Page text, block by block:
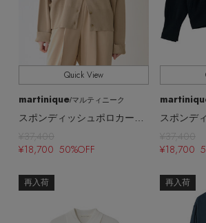
エディター厳選ギフト
Quick View
martinique/マルティニーク
スポンディッシュポロカーディガン
¥37,400
¥18,700 50%OFF
¥37,400
¥18,700
再入荷 再入荷